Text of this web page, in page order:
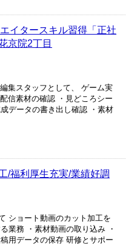
イタースキル習得「正社
京院2丁目
集スタッフとして、 ゲーム実
信素材の確認 ・見どころシー
データの書き出し確認 ・素材
/福利厚生充実/業績好調
ショート動画のカット加工を
業務 ・素材動画の取り込み ・
用データの保存 研修とサポー